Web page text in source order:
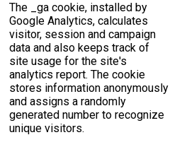
The _ga cookie, installed by
Google Analytics, calculates
visitor, session and campaign
data and also keeps track of
site usage for the site's
analytics report. The cookie
stores information anonymously
and assigns a randomly
generated number to recognize
unique visitors.